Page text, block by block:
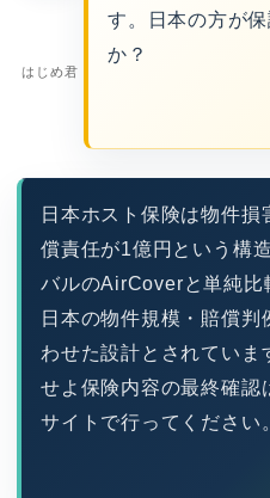
はじめ君
す。日本の方が
か？
日本ホスト保険は物件損
償責任が1億円という構
バルのAirCoverと単純比
日本の物件規模・賠償判
わせた設計とされていま
せよ保険内容の最終確認
サイトで行ってください。